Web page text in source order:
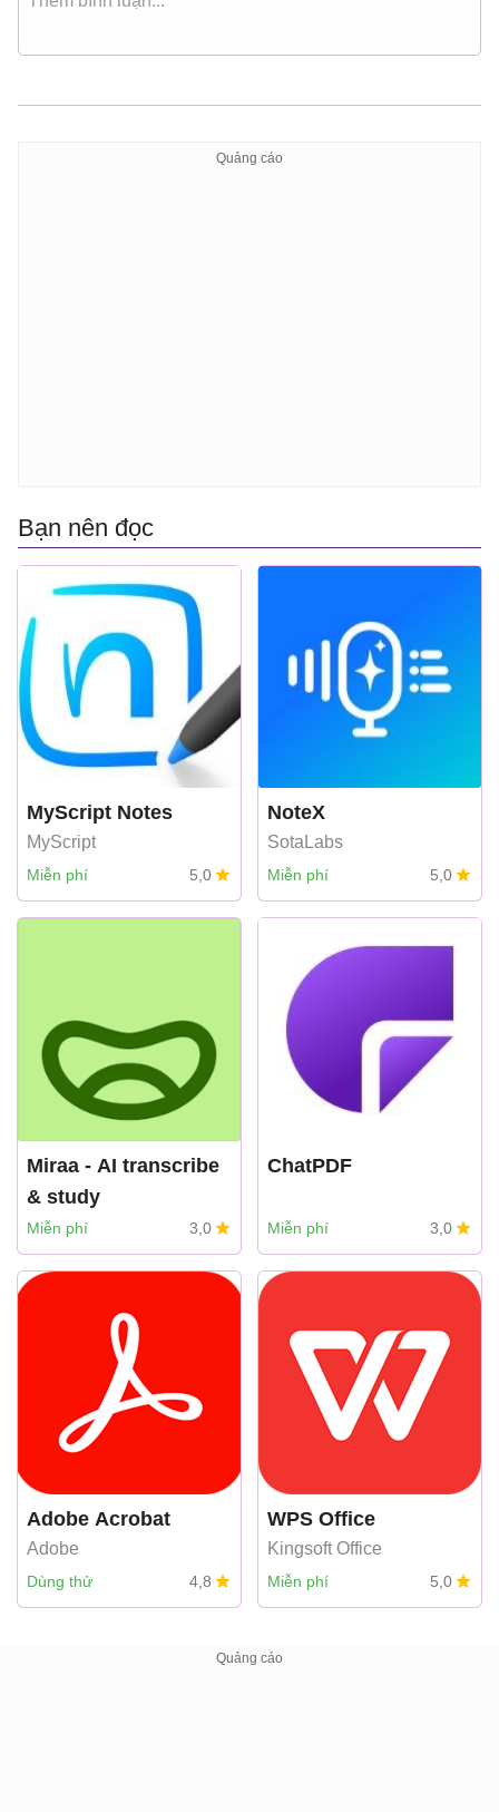
Bạn nên đọc
MyScript Notes
MyScript
Miễn phí 5,0
NoteX
SotaLabs
Miễn phí 5,0
Miraa - AI transcribe
& study
myoland
Miễn phí 3,0
ChatPDF
Miễn phí 3,0
Adobe Acrobat
Adobe
Dùng thử 4,8
WPS Office
Kingsoft Office
Miễn phí 5,0